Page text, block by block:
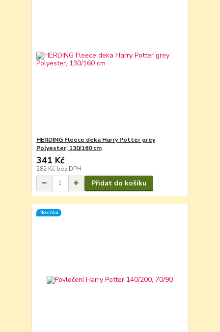
HERDING Fleece deka Harry Potter grey
Polyester, 130/160 cm
341 Kč
282 Kč bez DPH
Přidat do košíku
Novinka